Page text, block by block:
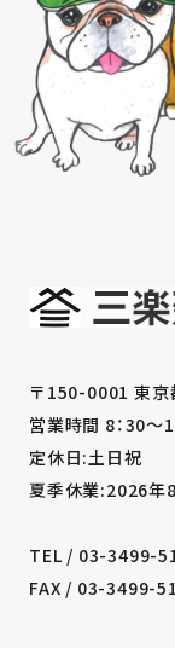
〒150-0001 東
営業時間 8：30～
定休日:土日祝
夏季休業:2026年
TEL / 03-3499-
FAX / 03-3499-